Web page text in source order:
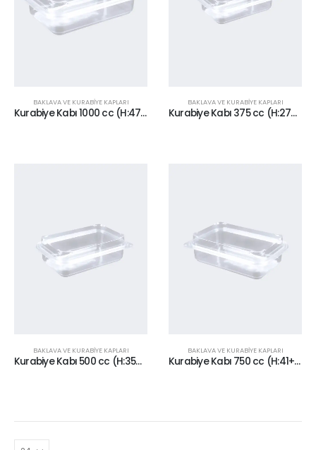
BAKLAVA VE KURABİYE KAPLARI
Kurabiye Kabı 1000 cc (H:47+10)
BAKLAVA VE KURABİYE KAPLARI
Kurabiye Kabı 375 cc (H:27+10)
BAKLAVA VE KURABİYE KAPLARI
Kurabiye Kabı 500 cc (H:35+10)
BAKLAVA VE KURABİYE KAPLARI
Kurabiye Kabı 750 cc (H:41+10)